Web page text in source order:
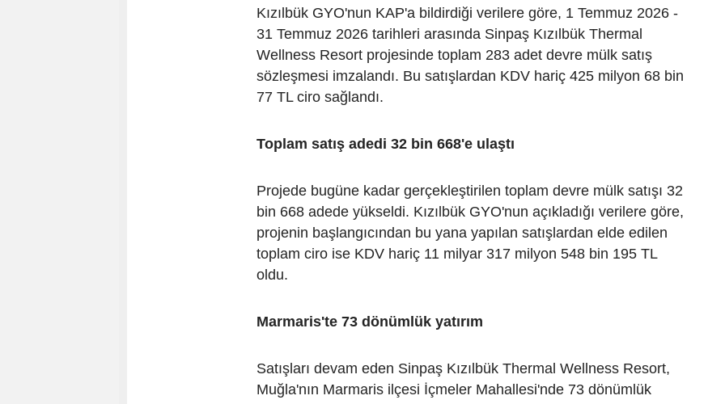
Kızılbük GYO'nun KAP'a bildirdiği verilere göre, 1 Temmuz 2026 -
31 Temmuz 2026 tarihleri arasında Sinpaş Kızılbük Thermal
Wellness Resort projesinde toplam 283 adet devre mülk satış
sözleşmesi imzalandı. Bu satışlardan KDV hariç 425 milyon 68 bin
77 TL ciro sağlandı.
Toplam satış adedi 32 bin 668'e ulaştı
Projede bugüne kadar gerçekleştirilen toplam devre mülk satışı 32
bin 668 adede yükseldi. Kızılbük GYO'nun açıkladığı verilere göre,
projenin başlangıcından bu yana yapılan satışlardan elde edilen
toplam ciro ise KDV hariç 11 milyar 317 milyon 548 bin 195 TL
oldu.
Marmaris'te 73 dönümlük yatırım
Satışları devam eden Sinpaş Kızılbük Thermal Wellness Resort,
Muğla'nın Marmaris ilçesi İçmeler Mahallesi'nde 73 dönümlük